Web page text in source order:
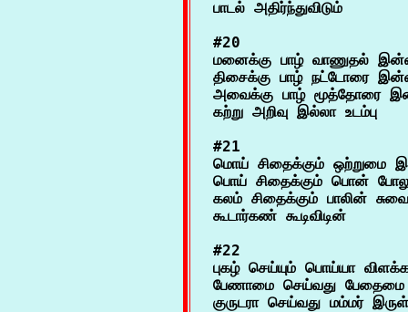
#20
மனைக்கு பாழ் வாணுதல்
திசைக்கு பாழ் நட்டோரை
அவைக்கு பாழ் மூத்தோரை
#21
மொய் சிதைக்கும் ஒற்றுமை
பொய் சிதைக்கும் பொன்
கலம் சிதைக்கும் பாலின்
#22
புகழ் செய்யும் பொய்யா
பேணாமை செய்வது
குருடரா செய்வது மம்மர்